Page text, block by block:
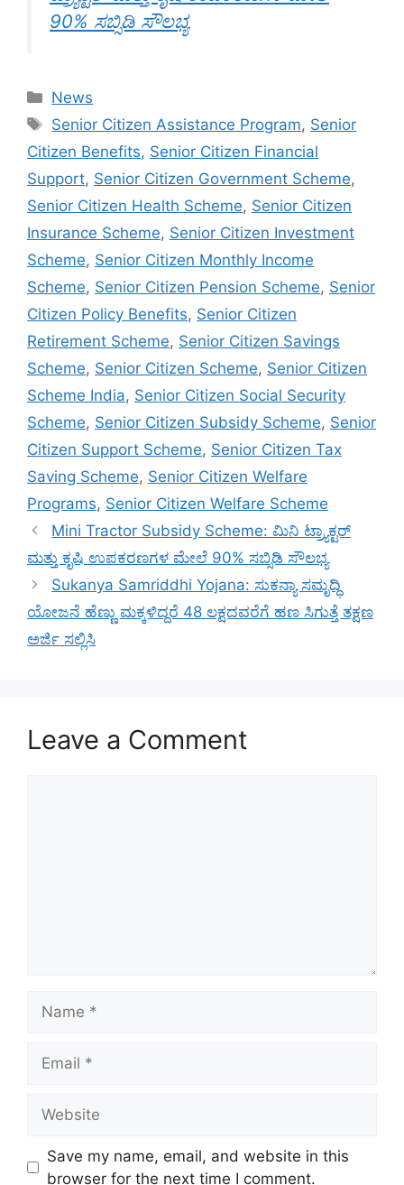
90% ಸಬ್ಸಿಡಿ ಸೌಲಭ್ಯ
Categories
News
Tags
Senior Citizen Assistance Program, Senior
Citizen Benefits, Senior Citizen Financial
Support, Senior Citizen Government Scheme,
Senior Citizen Health Scheme, Senior Citizen
Insurance Scheme, Senior Citizen Investment
Scheme, Senior Citizen Monthly Income
Scheme, Senior Citizen Pension Scheme, Senior
Citizen Policy Benefits, Senior Citizen
Retirement Scheme, Senior Citizen Savings
Scheme, Senior Citizen Scheme, Senior Citizen
Scheme India, Senior Citizen Social Security
Scheme, Senior Citizen Subsidy Scheme, Senior
Citizen Support Scheme, Senior Citizen Tax
Saving Scheme, Senior Citizen Welfare
Programs, Senior Citizen Welfare Scheme
Mini Tractor Subsidy Scheme: ಮಿನಿ ಟ್ರ್ಯಾಕ್ಟರ್
ಮತ್ತು ಕೃಷಿ ಉಪಕರಣಗಳ ಮೇಲೆ 90% ಸಬ್ಸಿಡಿ ಸೌಲಭ್ಯ
Sukanya Samriddhi Yojana: ಸುಕನ್ಯಾ ಸಮೃದ್ಧಿ
ಯೋಜನೆ ಹೆಣ್ಣು ಮಕ್ಕಳಿದ್ದರೆ 48 ಲಕ್ಷದವರೆಗೆ ಹಣ ಸಿಗುತ್ತೆ ತಕ್ಷಣ
ಅರ್ಜಿ ಸಲ್ಲಿಸಿ
Leave a Comment
Save my name, email, and website in this
browser for the next time I comment.